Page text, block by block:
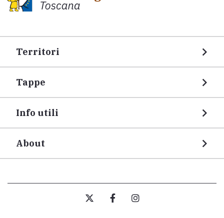
Territori
Tappe
Info utili
About